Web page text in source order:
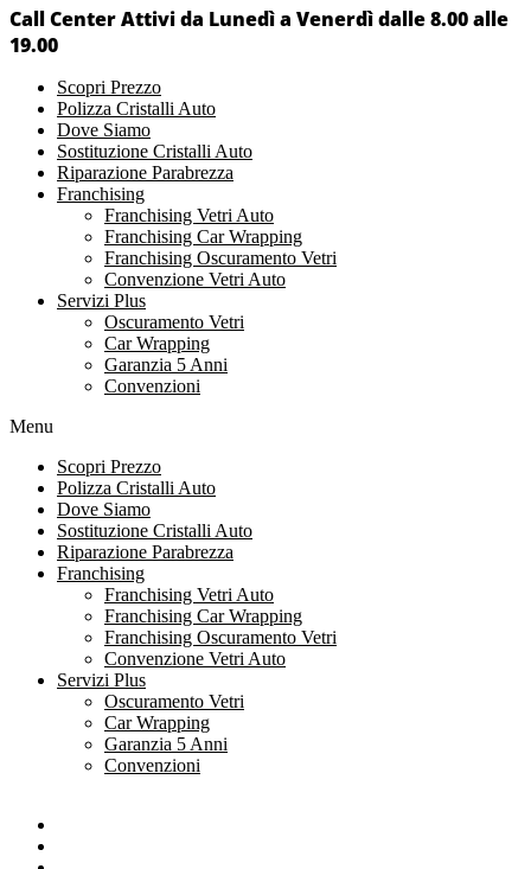
Call Center Attivi da Lunedì a Venerdì dalle 8.00 alle
19.00
Scopri Prezzo
Polizza Cristalli Auto
Dove Siamo
Sostituzione Cristalli Auto
Riparazione Parabrezza
Franchising
Franchising Vetri Auto
Franchising Car Wrapping
Franchising Oscuramento Vetri
Convenzione Vetri Auto
Servizi Plus
Oscuramento Vetri
Car Wrapping
Garanzia 5 Anni
Convenzioni
Menu
Scopri Prezzo
Polizza Cristalli Auto
Dove Siamo
Sostituzione Cristalli Auto
Riparazione Parabrezza
Franchising
Franchising Vetri Auto
Franchising Car Wrapping
Franchising Oscuramento Vetri
Convenzione Vetri Auto
Servizi Plus
Oscuramento Vetri
Car Wrapping
Garanzia 5 Anni
Convenzioni